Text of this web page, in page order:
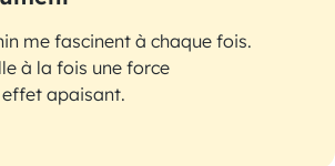
me fascinent à chaque fois.
à la fois une force
apaisant.